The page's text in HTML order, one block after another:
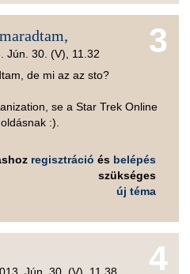
3
Jún. 30. (V), 11.32
de mi az az sto?
se a Star Trek Online
:).
regisztráció és belépés
szükséges
új téma
4